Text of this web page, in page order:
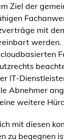
Ziel der
mit
werden.
IT-
Abnehmer
weitere
mit diesen
zu begegnen